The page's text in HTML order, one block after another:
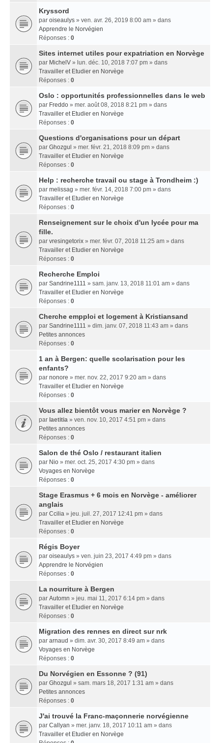
Kryssord
par oiseaulys » ven. avr. 26, 2019 8:00 am » dans
Apprendre le Norvégien
Réponses : 0
Sites internet utiles pour expatriation en Norvège
par MichelV » lun. déc. 10, 2018 7:07 pm » dans
Travailler et Etudier en Norvège
Réponses : 0
Oslo : opportunités professionnelles dans le web
par Freddo » mer. août 08, 2018 8:21 pm » dans
Travailler et Etudier en Norvège
Réponses : 0
Questions d'organisations pour un départ
par Ghozgul » mer. févr. 21, 2018 8:09 pm » dans
Travailler et Etudier en Norvège
Réponses : 0
Help : recherche travail ou stage à Trondheim :)
par melissag » mer. févr. 14, 2018 7:00 pm » dans
Travailler et Etudier en Norvège
Réponses : 0
Renseignement sur le choix d'un lycée pour ma
fille.
par vresingetorix » mer. févr. 07, 2018 11:25 am » dans
Travailler et Etudier en Norvège
Réponses : 0
Recherche Emploi
par Sandrine1111 » sam. janv. 13, 2018 11:01 am » dans
Travailler et Etudier en Norvège
Réponses : 0
Cherche empploi et logement à Kristiansand
par Sandrine1111 » dim. janv. 07, 2018 11:43 am » dans
Petites annonces
Réponses : 0
1 an à Bergen: quelle scolarisation pour les
enfants?
par nonore » mer. nov. 22, 2017 9:20 am » dans
Travailler et Etudier en Norvège
Réponses : 0
Vous allez bientôt vous marier en Norvège ?
par laetitia » ven. nov. 10, 2017 4:51 pm » dans
Petites annonces
Réponses : 0
Salon de thé Oslo / restaurant italien
par Nio » mer. oct. 25, 2017 4:30 pm » dans
Voyages en Norvège
Réponses : 0
Stage Erasmus + 6 mois en Norvège - améliorer
anglais
par Ccilia » jeu. juil. 27, 2017 12:41 pm » dans
Travailler et Etudier en Norvège
Réponses : 0
Régis Boyer
par oiseaulys » ven. juin 23, 2017 4:49 pm » dans
Apprendre le Norvégien
Réponses : 0
La nourriture à Bergen
par Automn » jeu. mai 11, 2017 6:14 pm » dans
Travailler et Etudier en Norvège
Réponses : 0
Migration des rennes en direct sur nrk
par arnaud » dim. avr. 30, 2017 8:49 am » dans
Voyages en Norvège
Réponses : 0
Du Norvégien en Essonne ? (91)
par Ghozgul » sam. mars 18, 2017 1:31 am » dans
Petites annonces
Réponses : 0
J'ai trouvé la Franc-maçonnerie norvégienne
par Callyan » mer. janv. 18, 2017 10:11 am » dans
Travailler et Etudier en Norvège